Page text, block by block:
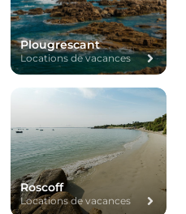
Plougrescant
Locations de vacances
Roscoff
Locations de vacances